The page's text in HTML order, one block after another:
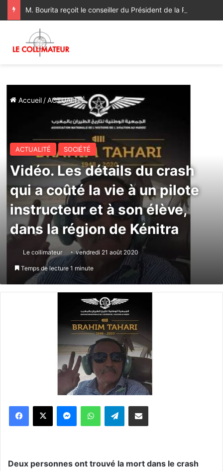
Accueil /ACTUALITÉ
ACTUALITÉ SOCIÉTÉ
Vidéo. Les détails du crash
qui a coûté la vie à un pilote
instructeur et à son élève,
dans la région de Kénitra
Le collimateur vendredi 21 août 2020
Temps de lecture 1 minute
WhatsApp Telegram
Deux personnes ont trouvé la mort dans le crash